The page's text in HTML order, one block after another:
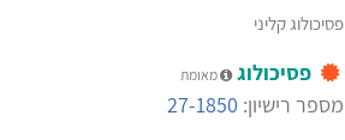
פסיכולוג קליני
פסיכולוג מאומת
מספר רישיון: 27-1850